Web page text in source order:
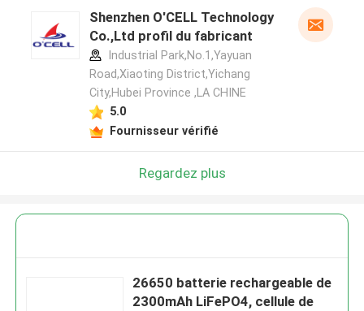
Shenzhen O'CELL Technology
Co.,Ltd profil du fabricant
Industrial Park,No.1,Yayuan
Road,Xiaoting District,Yichang
City,Hubei Province ,LA CHINE
5.0
Fournisseur vérifié
Regardez plus
26650 batterie rechargeable de
2300mAh LiFePO4, cellule de